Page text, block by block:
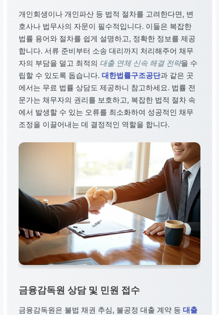
개인회생이나 개인파산 등 법적 절차를 고려한다면, 변
호사나 법무사의 자문이 필수적입니다. 이들은 복잡한
법률 용어와 절차를 쉽게 설명하고, 정확한 정보를 제공
합니다. 서류 준비부터 소송 대리까지 처리해주어 채무
자의 부담을 덜고 최적의 대출 연체 신속 해결 전략을 수
립할 수 있도록 돕습니다.대한법률구조공단과 같은 곳
에서는 무료 법률 상담도 제공하니 참고하세요. 법률 전
문가는 채무자의 권리를 보호하고, 복잡한 법적 절차 속
에서 발생할 수 있는 오류를 최소화하여 성공적인 채무
조정을 이끌어내는 데 결정적인 역할을 합니다.
금융감독원 상담 및 민원 접수
금융감독원은 불법 채권 추심, 불공정 대출 계약 등대출